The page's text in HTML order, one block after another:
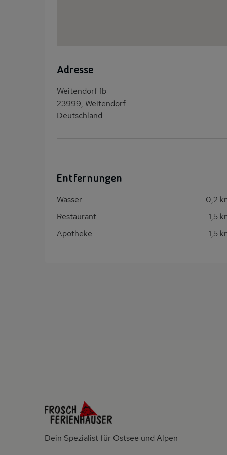
Adresse
Weitendorf 1b
23999, Weitendorf
Deutschland
Entfernungen
Wasser
0,2
Restaurant
1,5
Apotheke
1,5
Dein Spezialist für Ostsee und Alpen